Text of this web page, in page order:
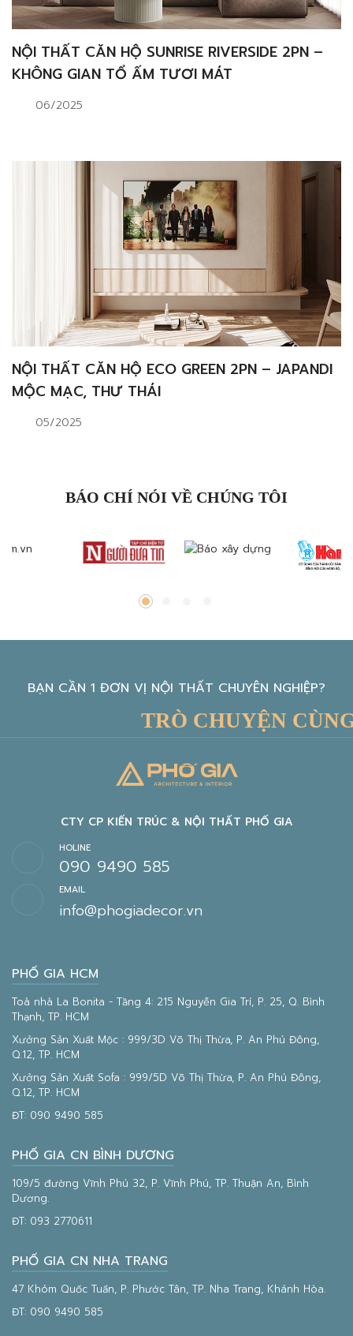
NỘI THẤT CĂN HỘ SUNRISE RIVERSIDE 2PN –
KHÔNG GIAN TỔ ẤM TƯƠI MÁT
06/2025
NỘI THẤT CĂN HỘ ECO GREEN 2PN – JAPANDI
MỘC MẠC, THƯ THÁI
05/2025
BÁO CHÍ NÓI VỀ CHÚNG TÔI
BẠN CẦN 1 ĐƠN VỊ NỘI THẤT CHUYÊN NGHIỆP?
TRÒ CHUYỆN CÙNG
HOLINE
090 9490 585
CTY CP KIẾN TRÚC & NỘI THẤT PHỐ GIA
EMAIL
info@phogiadecor.vn
PHỐ GIA HCM
Toà nhà La Bonita - Tầng 4: 215 Nguyễn Gia Trí, P. 25, Q. Bình
Thạnh, TP. HCM
Xưởng Sản Xuất Mộc : 999/3D Võ Thị Thừa, P. An Phú Đông,
Q.12, TP. HCM
Xưởng Sản Xuất Sofa : 999/5D Võ Thị Thừa, P. An Phú Đông,
Q.12, TP. HCM
ĐT: 090 9490 585
PHỐ GIA CN BÌNH DƯƠNG
109/5 đường Vĩnh Phú 32, P. Vĩnh Phú, TP. Thuận An, Bình
Dương.
ĐT: 093 2770611
PHỐ GIA CN NHA TRANG
47 Khóm Quốc Tuấn, P. Phước Tân, TP. Nha Trang, Khánh Hòa.
ĐT: 090 9490 585